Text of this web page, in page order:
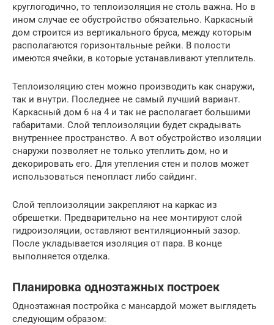
круглогодично, то теплоизоляция не столь важна. Но в
ином случае ее обустройство обязательно. Каркасный
дом строится из вертикального бруса, между которым
располагаются горизонтальные рейки. В полости
имеются ячейки, в которые устанавливают утеплитель.
Теплоизоляцию стен можно производить как снаружи,
так и внутри. Последнее не самый лучший вариант.
Каркасный дом 6 на 4 и так не располагает большими
габаритами. Слой теплоизоляции будет скрадывать
внутреннее пространство. А вот обустройство изоляции
снаружи позволяет не только утеплить дом, но и
декорировать его. Для утепления стен и полов может
использоваться пенопласт либо сайдинг.
Слой теплоизоляции закрепляют на каркас из
обрешетки. Предварительно на нее монтируют слой
гидроизоляции, оставляют вентиляционный зазор.
После укладывается изоляция от пара. В конце
выполняется отделка.
Планировка одноэтажных построек
Одноэтажная постройка с мансардой может выглядеть
следующим образом: